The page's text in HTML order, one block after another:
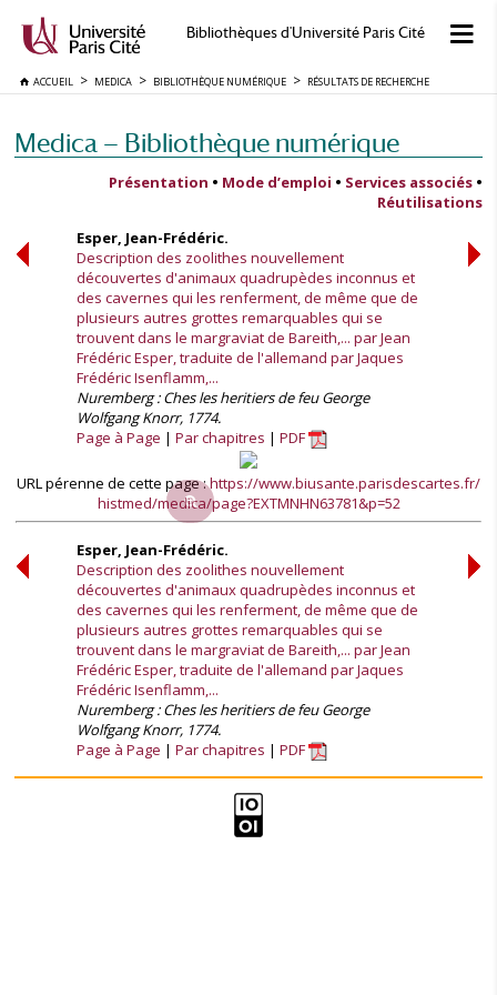
Bibliothèques d'Université Paris Cité
ACCUEIL MEDICA BIBLIOTHÈQUE NUMÉRIQUE RÉSULTATS DE RECHERCHE
Medica — Bibliothèque numérique
Présentation • Mode d’emploi • Services associés •
Réutilisations
Esper, Jean-Frédéric.
Description des zoolithes nouvellement
découvertes d'animaux quadrupèdes inconnus et
des cavernes qui les renferment, de même que de
plusieurs autres grottes remarquables qui se
trouvent dans le margraviat de Bareith,... par Jean
Frédéric Esper, traduite de l'allemand par Jaques
Frédéric Isenflamm,...
Nuremberg : Ches les heritiers de feu George
Wolfgang Knorr, 1774.
Page à Page
Par chapitres PDF
URL pérenne de cette page :https://www.biusante.parisdescartes.fr/
histmed/medica/page?EXTMNHN63781&p=52
Esper, Jean-Frédéric.
Description des zoolithes nouvellement
découvertes d'animaux quadrupèdes inconnus et
des cavernes qui les renferment, de même que de
plusieurs autres grottes remarquables qui se
trouvent dans le margraviat de Bareith,... par Jean
Frédéric Esper, traduite de l'allemand par Jaques
Frédéric Isenflamm,...
Nuremberg : Ches les heritiers de feu George
Wolfgang Knorr, 1774.
Page à Page
Par chapitres PDF